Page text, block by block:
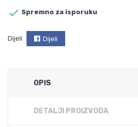
 Spremno za isporuku
Dijeli Dijeli
OPIS
DETALJI PROIZVODA